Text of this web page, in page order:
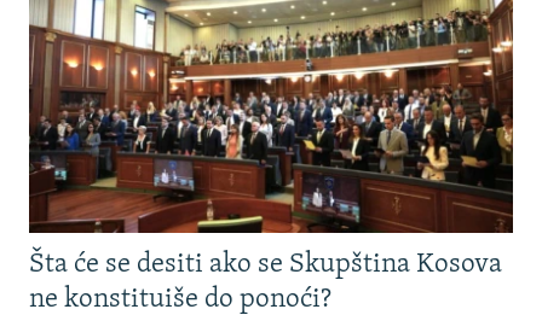
MOJA EVROPA
TRI DECENIJE OD RATA U BIH
SVE KARTE DEJTONA
NASTANAK I RASPAD JUGOSLAVIJE
Šta će se desiti ako se Skupština Kosova
ne konstituiše do ponoći?